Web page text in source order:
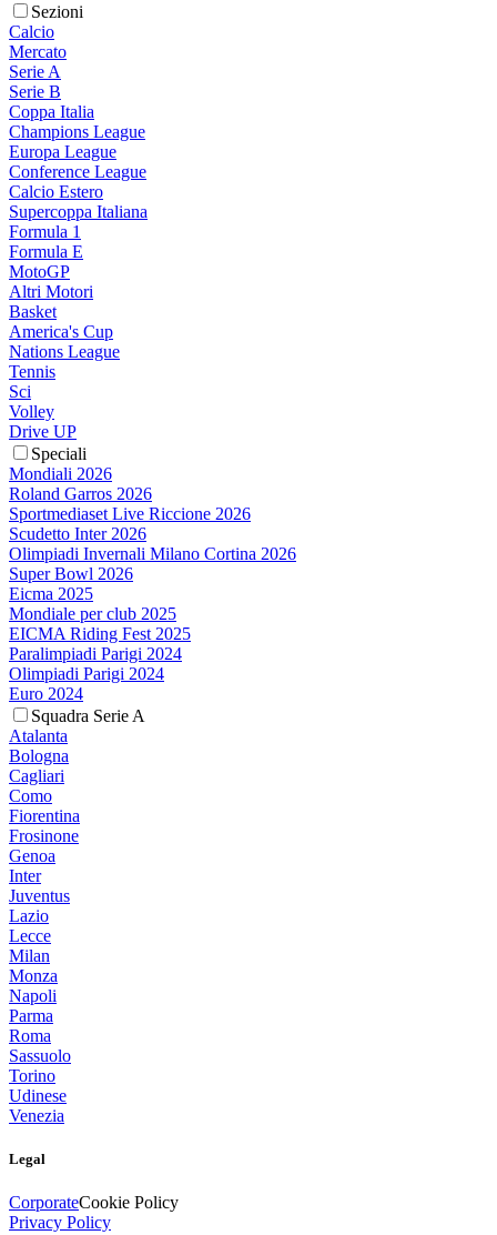
Sezioni
Calcio
Mercato
Serie A
Serie B
Coppa Italia
Champions League
Europa League
Conference League
Calcio Estero
Supercoppa Italiana
Formula 1
Formula E
MotoGP
Altri Motori
Basket
America's Cup
Nations League
Tennis
Sci
Volley
Drive UP
Speciali
Mondiali 2026
Roland Garros 2026
Sportmediaset Live Riccione 2026
Scudetto Inter 2026
Olimpiadi Invernali Milano Cortina 2026
Super Bowl 2026
Eicma 2025
Mondiale per club 2025
EICMA Riding Fest 2025
Paralimpiadi Parigi 2024
Olimpiadi Parigi 2024
Euro 2024
Squadra Serie A
Atalanta
Bologna
Cagliari
Como
Fiorentina
Frosinone
Genoa
Inter
Juventus
Lazio
Lecce
Milan
Monza
Napoli
Parma
Roma
Sassuolo
Torino
Udinese
Venezia
Legal
CorporateCookie Policy
Privacy Policy